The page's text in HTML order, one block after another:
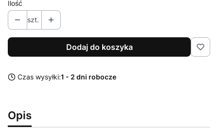
Ilość
szt.
Dodaj do koszyka
Czas wysyłki:1 - 2 dni robocze
Opis